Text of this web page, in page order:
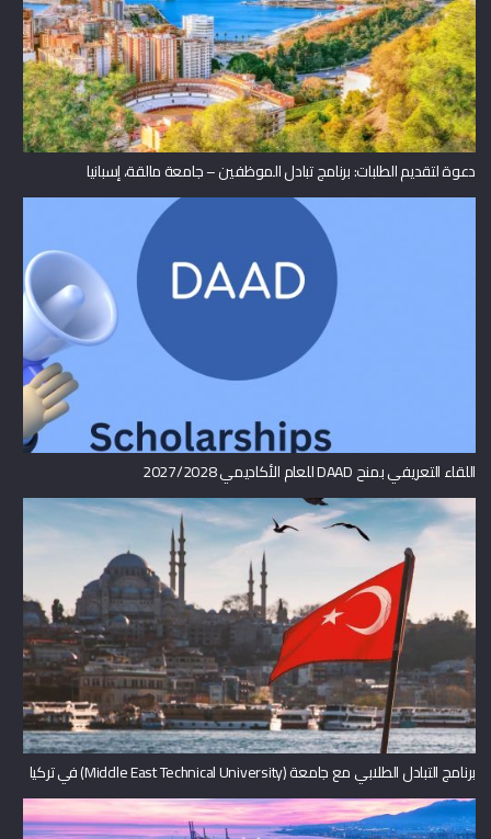
دعوة لتقديم الطلبات: برنامج تبادل الموظفين – جامعة مالقة، إسبانيا
اللقاء التعريفي بمنح DAAD للعام الأكاديمي 2027/2028
برنامج التبادل الطلابي مع جامعة (Middle East Technical University) في تركيا